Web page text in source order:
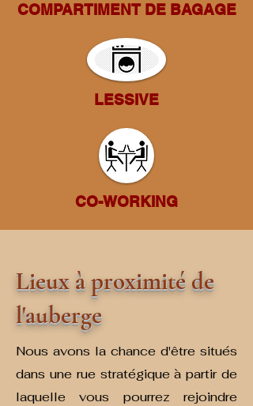
COMPARTIMENT DE BAGAGE
LESSIVE
CO-WORKING
Lieux à proximité de
l'auberge
Nous avons la chance d'être situés
dans une rue stratégique à partir de
laquelle vous pourrez rejoindre